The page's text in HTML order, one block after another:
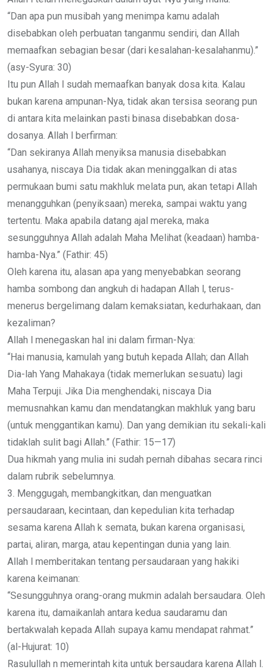
“Dan apa pun musibah yang menimpa kamu adalah
disebabkan oleh perbuatan tanganmu sendiri, dan Allah
memaafkan sebagian besar (dari kesalahan-kesalahanmu).”
(asy-Syura: 30)
Itu pun Allah l sudah memaafkan banyak dosa kita. Kalau
bukan karena ampunan-Nya, tidak akan tersisa seorang pun
di antara kita melainkan pasti binasa disebabkan dosa-
dosanya. Allah l berfirman:
“Dan sekiranya Allah menyiksa manusia disebabkan
usahanya, niscaya Dia tidak akan meninggalkan di atas
permukaan bumi satu makhluk melata pun, akan tetapi Allah
menangguhkan (penyiksaan) mereka, sampai waktu yang
tertentu. Maka apabila datang ajal mereka, maka
sesungguhnya Allah adalah Maha Melihat (keadaan) hamba-
hamba-Nya.” (Fathir: 45)
Oleh karena itu, alasan apa yang menyebabkan seorang
hamba sombong dan angkuh di hadapan Allah l, terus-
menerus bergelimang dalam kemaksiatan, kedurhakaan, dan
kezaliman?
Allah l menegaskan hal ini dalam firman-Nya:
“Hai manusia, kamulah yang butuh kepada Allah; dan Allah
Dia-lah Yang Mahakaya (tidak memerlukan sesuatu) lagi
Maha Terpuji. Jika Dia menghendaki, niscaya Dia
memusnahkan kamu dan mendatangkan makhluk yang baru
(untuk menggantikan kamu). Dan yang demikian itu sekali-kali
tidaklah sulit bagi Allah.” (Fathir: 15—17)
Dua hikmah yang mulia ini sudah pernah dibahas secara rinci
dalam rubrik sebelumnya.
3. Menggugah, membangkitkan, dan menguatkan
persaudaraan, kecintaan, dan kepedulian kita terhadap
sesama karena Allah k semata, bukan karena organisasi,
partai, aliran, marga, atau kepentingan dunia yang lain.
Allah l memberitakan tentang persaudaraan yang hakiki
karena keimanan:
“Sesungguhnya orang-orang mukmin adalah bersaudara. Oleh
karena itu, damaikanlah antara kedua saudaramu dan
bertakwalah kepada Allah supaya kamu mendapat rahmat.”
(al-Hujurat: 10)
Rasulullah n memerintah kita untuk bersaudara karena Allah l.